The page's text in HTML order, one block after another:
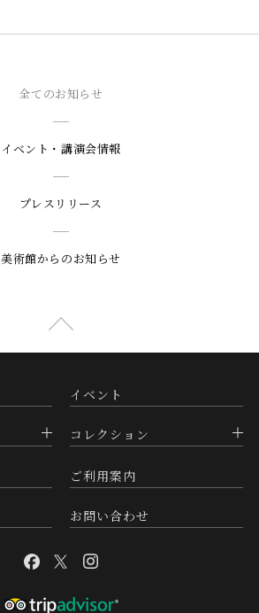
全てのお知らせ
イベント・講演会情報
プレスリリース
美術館からのお知らせ
イベント
コレクション
ご利用案内
お問い合わせ